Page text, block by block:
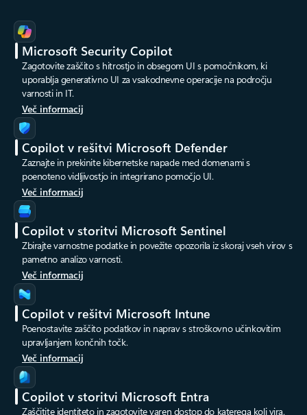
Microsoft Security Copilot
Zagotovite zaščito s hitrostjo in obsegom UI s pomočnikom, ki
uporablja generativno UI za vsakodnevne operacije na področju
varnosti in IT.
Več informacij
Copilot v rešitvi Microsoft Defender
Zaznajte in prekinite kibernetske napade med domenami s
poenoteno vidljivostjo in integrirano pomočjo UI.
Več informacij
Copilot v storitvi Microsoft Sentinel
Zbirajte varnostne podatke in povežite opozorila iz skoraj vseh virov s
pametno analizo varnosti.
Več informacij
Copilot v rešitvi Microsoft Intune
Poenostavite zaščito podatkov in naprav s stroškovno učinkovitim
upravljanjem končnih točk.
Več informacij
Copilot v storitvi Microsoft Entra
Zaščitite identiteto in zagotovite varen dostop do katerega koli vira.